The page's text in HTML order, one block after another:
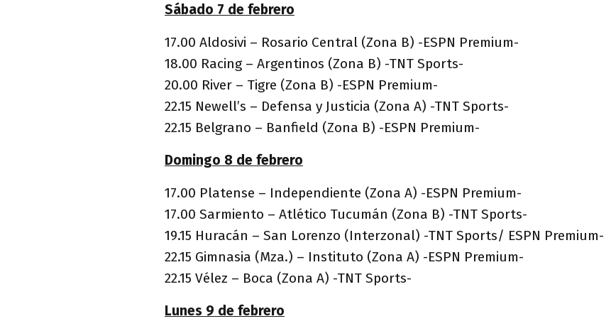
Sábado 7 de febrero
17.00 Aldosivi – Rosario Central (Zona B) -ESPN Premium-
18.00 Racing – Argentinos (Zona B) -TNT Sports-
20.00 River – Tigre (Zona B) -ESPN Premium-
22.15 Newell’s – Defensa y Justicia (Zona A) -TNT Sports-
22.15 Belgrano – Banfield (Zona B) -ESPN Premium-
Domingo 8 de febrero
17.00 Platense – Independiente (Zona A) -ESPN Premium-
17.00 Sarmiento – Atlético Tucumán (Zona B) -TNT Sports-
19.15 Huracán – San Lorenzo (Interzonal) -TNT Sports/ ESPN Premium-
22.15 Gimnasia (Mza.) – Instituto (Zona A) -ESPN Premium-
22.15 Vélez – Boca (Zona A) -TNT Sports-
Lunes 9 de febrero